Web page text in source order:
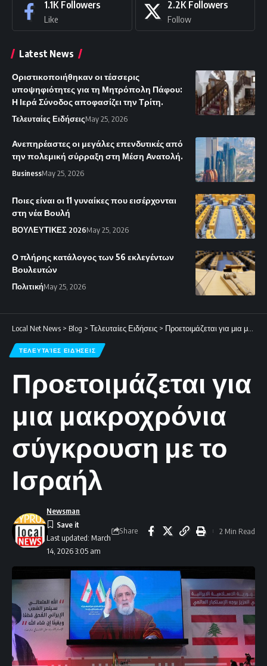
1.1K Followers
Like
2.2K Followers
Follow
Latest News
Οριστικοποιήθηκαν οι τέσσερις
υποψηφιότητες για τη Μητρόπολη Πάφου:
Η Ιερά Σύνοδος αποφασίζει την Τρίτη.
Τελευταίες ΕιδήσειςMay 25, 2026
Ανεπηρέαστες οι μεγάλες επενδυτικές από
την πολεμική σύρραξη στη Μέση Ανατολή.
BusinessMay 25, 2026
Ποιες είναι οι 11 γυναίκες που εισέρχονται
στη νέα Βουλή
ΒΟΥΛΕΥΤΙΚΕΣ 2026May 25, 2026
Ο πλήρης κατάλογος των 56 εκλεγέντων
Βουλευτών
ΠολιτικήMay 25, 2026
Local Net News > Blog > Τελευταίες Ειδήσεις > Προετοιμάζεται για μια μακροχρόνια σύγκρουση με το Ισραήλ
ΤΕΛΕΥΤΑΊΕΣ ΕΙΔΉΣΕΙΣ
Προετοιμάζεται για
μια μακροχρόνια
σύγκρουση με το
Ισραήλ
Last updated: March
14, 2026 3:05 am
Newsman
Share 2 Min Read